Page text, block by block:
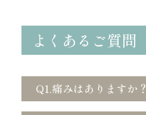
よくあるご質問
Q1.痛みはありますか？